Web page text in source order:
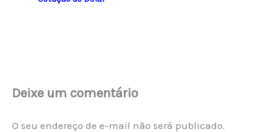
Deixe um comentário
O seu endereço de e-mail não será publicado.